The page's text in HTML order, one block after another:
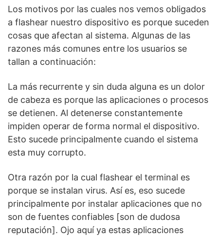
Los motivos por las cuales nos vemos obligados
a flashear nuestro dispositivo es porque suceden
cosas que afectan al sistema. Algunas de las
razones más comunes entre los usuarios se
tallan a continuación:
La más recurrente y sin duda alguna es un dolor
de cabeza es porque las aplicaciones o procesos
se detienen. Al detenerse constantemente
impiden operar de forma normal el dispositivo.
Esto sucede principalmente cuando el sistema
esta muy corrupto.
Otra razón por la cual flashear el terminal es
porque se instalan virus. Así es, eso sucede
principalmente por instalar aplicaciones que no
son de fuentes confiables [son de dudosa
reputación]. Ojo aquí ya estas aplicaciones